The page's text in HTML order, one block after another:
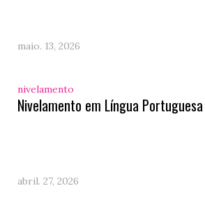
maio. 13, 2026
nivelamento
Nivelamento em Língua
abril. 27, 2026